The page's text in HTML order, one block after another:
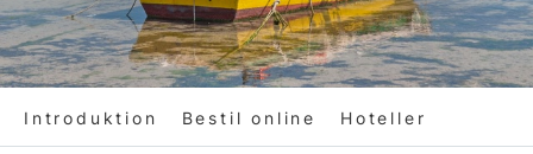
Introduktion Bestil online Hoteller